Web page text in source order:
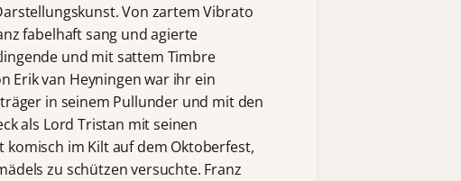
Von zartem Vibrato
fabelhaft sang und agierte
und mit sattem Timbre
Erik van Heyningen war ihr ein
in seinem Pullunder und mit den
als Lord Tristan mit seinen
im Kilt auf dem Oktoberfest,
zu schützen versuchte. Franz